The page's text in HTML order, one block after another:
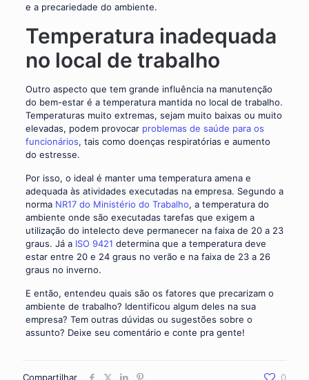
e a precariedade do ambiente.
Temperatura inadequada
no local de trabalho
Outro aspecto que tem grande influência na manutenção
do bem-estar é a temperatura mantida no local de trabalho.
Temperaturas muito extremas, sejam muito baixas ou muito
elevadas, podem provocar problemas de saúde para os
funcionários, tais como doenças respiratórias e aumento
do estresse.
Por isso, o ideal é manter uma temperatura amena e
adequada às atividades executadas na empresa. Segundo a
norma NR17 do Ministério do Trabalho, a temperatura do
ambiente onde são executadas tarefas que exigem a
utilização do intelecto deve permanecer na faixa de 20 a 23
graus. Já a ISO 9421 determina que a temperatura deve
estar entre 20 e 24 graus no verão e na faixa de 23 a 26
graus no inverno.
E então, entendeu quais são os fatores que precarizam o
ambiente de trabalho? Identificou algum deles na sua
empresa? Tem outras dúvidas ou sugestões sobre o
assunto? Deixe seu comentário e conte pra gente!
Compartilhar 0